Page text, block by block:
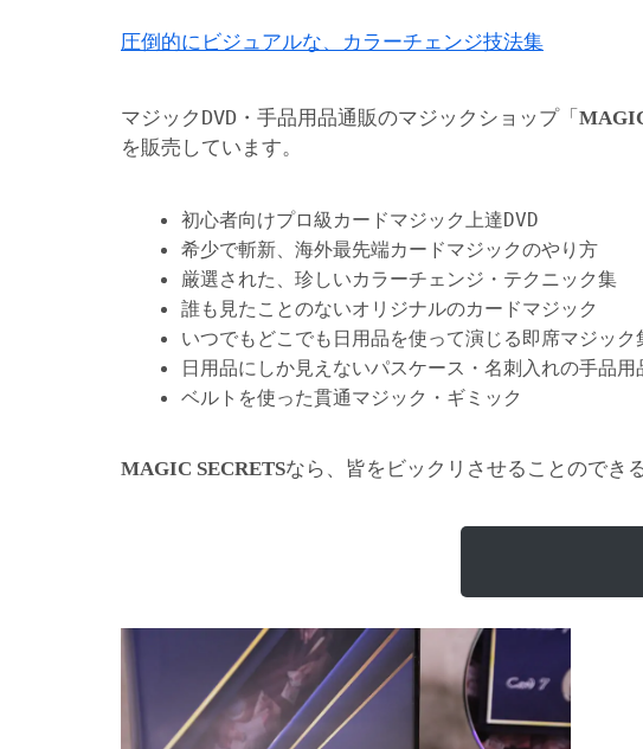
圧倒的にビジュアルな、カラーチェンジ技法集
マジックDVD・手品用品通販のマジックショップ「
を販売しています。
初心者向けプロ級カードマジック上達DVD
希少で斬新、海外最先端カードマジックのやり方
厳選された、珍しいカラーチェンジ・テクニック集
誰も見たことのないオリジナルのカードマジック
いつでもどこでも日用品を使って演じる即席マジック
日用品にしか見えないパスケース・名刺入れの手品用
ベルトを使った貫通マジック・ギミック
MAGIC SECRETSなら、皆をビックリさせることのでき